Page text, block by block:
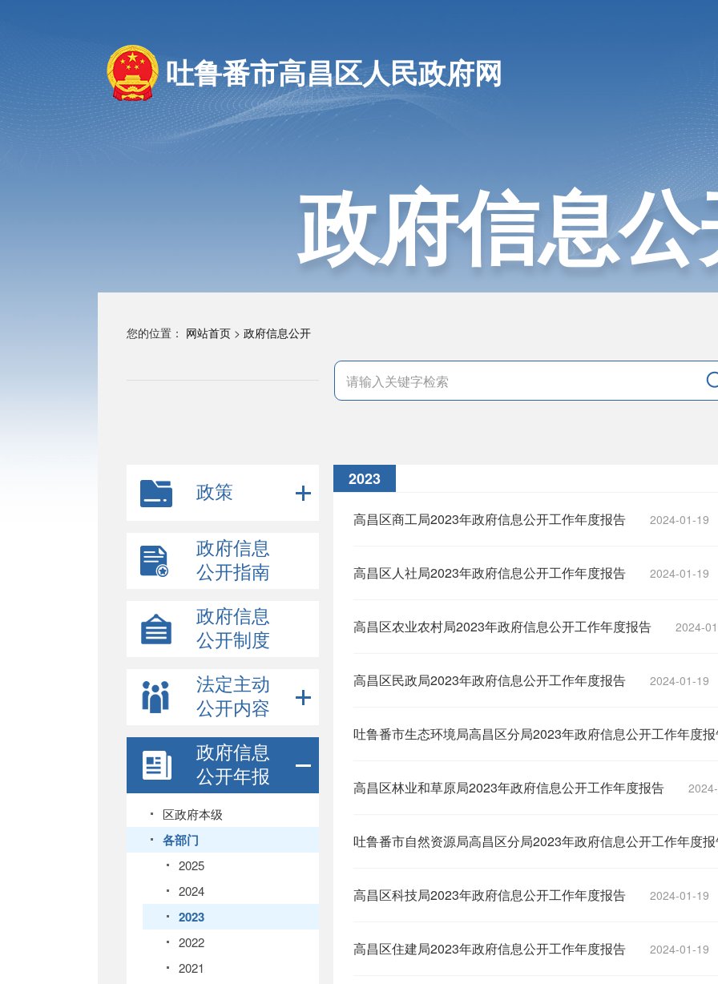
吐鲁番市高昌区人民政府网
政府信息
您的位置： 网站首页 > 政府信息公开
政策
政府信息
公开指南
政府信息
公开制度
法定主动
公开内容
政府信息
公开年报
区政府本级
各部门
2025
2024
2023
2022
2021
2023
高昌区商工局2023年政府信息公开工作年度报告 2024-01-19
高昌区人社局2023年政府信息公开工作年度报告 2024-01-19
高昌区农业农村局2023年政府信息公开工作年度报告 2024-
高昌区民政局2023年政府信息公开工作年度报告 2024-01-19
吐鲁番市生态环境局高昌区分局2023年政府信息公开工作年度
高昌区林业和草原局2023年政府信息公开工作年度报告
吐鲁番市自然资源局高昌区分局2023年政府信息公开工作年度
高昌区科技局2023年政府信息公开工作年度报告 2024-01-19
高昌区住建局2023年政府信息公开工作年度报告 2024-01-19